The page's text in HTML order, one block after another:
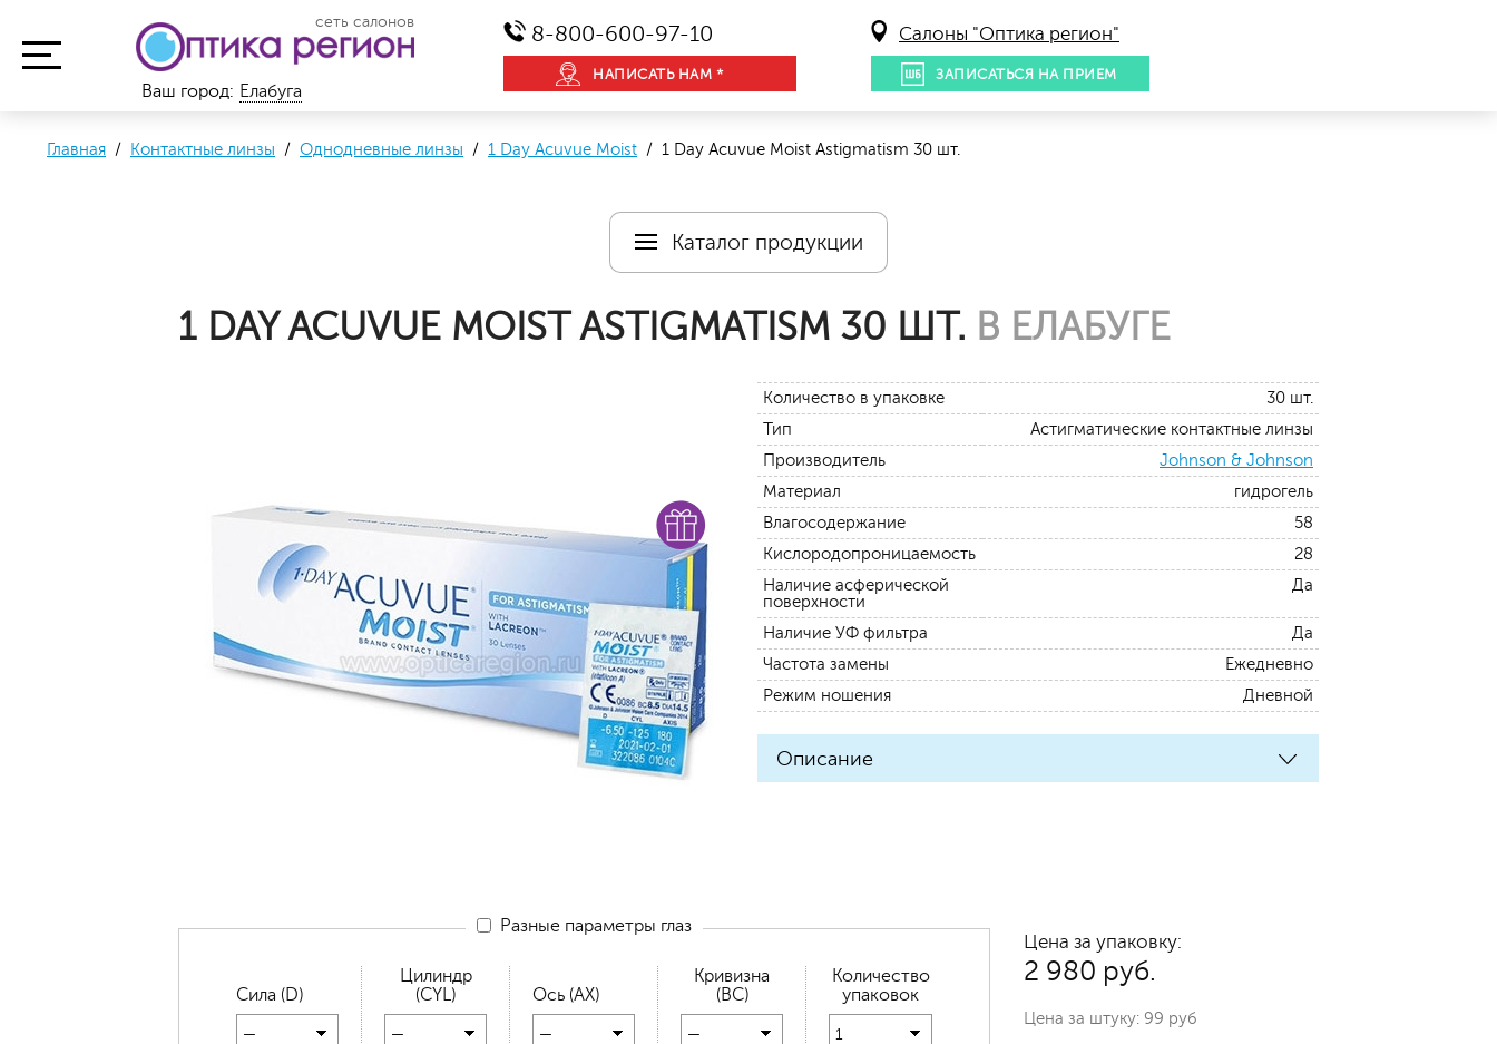
сеть салонов 8-800-600-97-10
НАПИСАТЬ НАМ *
Салоны "Оптика регион"
ЗАПИСАТЬСЯ НА ПРИЕМ
Ваш город: Елабуга
Главная / Контактные линзы / Однодневные линзы / 1 Day Acuvue Moist / 1 Day Acuvue Moist Аstigmatism 30 шт.
Каталог продукции
1 DAY ACUVUE MOIST АSTIGMATISM 30 ШТ. В ЕЛАБУГЕ
Количество в упаковке
30 шт.
Тип
Астигматические контактные линзы
Производитель
Johnson & Johnson
Материал
гидрогель
Влагосодержание
58
Кислородопроницаемость
28
Наличие асферической
поверхности
Да
Наличие УФ фильтра
Да
Частота замены
Ежедневно
Режим ношения
Дневной
Описание
Разные параметры глаз
Сила (D)
—
Цилиндр
(CYL)
—
Ось (AX)
—
Кривизна
(BC)
—
Количество
упаковок
1
Цена за упаковку:
2 980 руб.
Цена за штуку: 99 руб